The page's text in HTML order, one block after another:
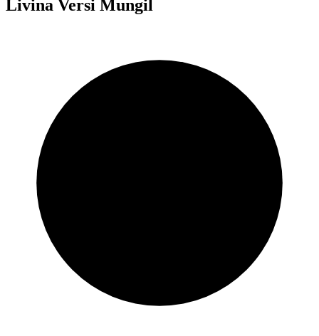
Livina Versi Mungil